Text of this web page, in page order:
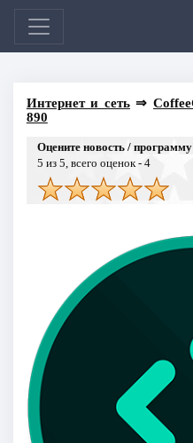
Интернет и сеть⇒
890
Оцените новость /
5 из 5, всего оценок - 4